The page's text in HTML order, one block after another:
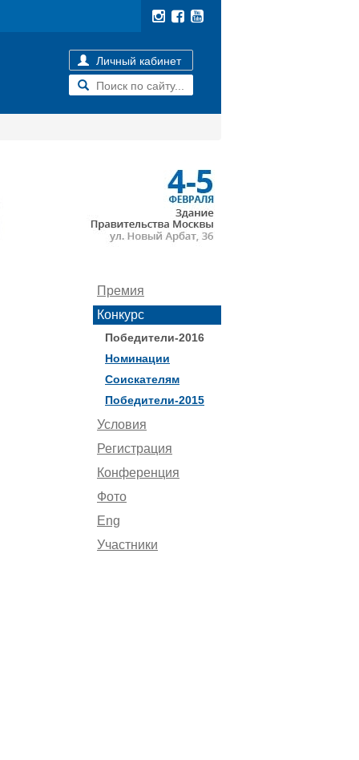
Личный кабинет
Премия
Конкурс
Победители-2016
Номинации
Соискателям
Победители-2015
Условия
Регистрация
Конференция
Фото
Eng
Участники